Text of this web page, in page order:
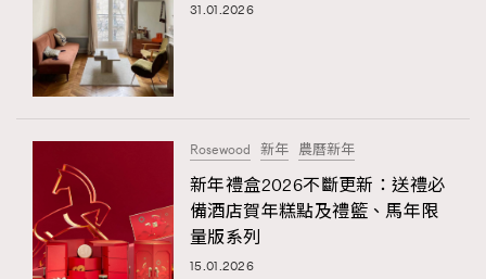
大時代小事情
時裝心理學
煲劇日常 334
玩物壯志 1
31.01.2026
Rosewood 新年 農曆新年
新年禮盒2026不斷更新：送禮必
備酒店賀年糕點及禮籃、馬年限
量版系列
15.01.2026